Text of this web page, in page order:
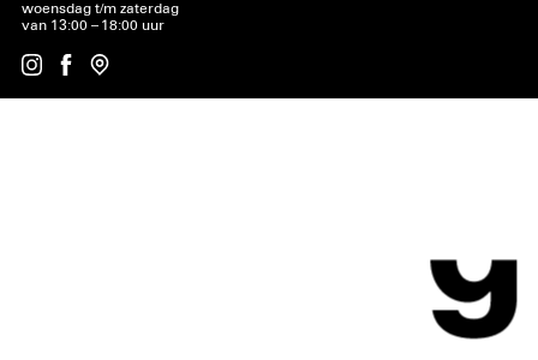
woensdag t/m zaterdag
van 13:00 – 18:00 uur